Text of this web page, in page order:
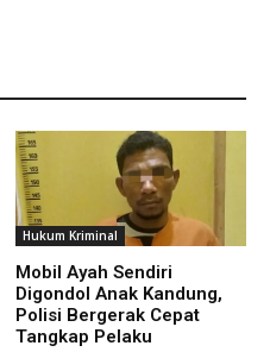
Hukum Kriminal
Mobil Ayah Sendiri
Digondol Anak Kandung,
Polisi Bergerak Cepat
Tangkap Pelaku